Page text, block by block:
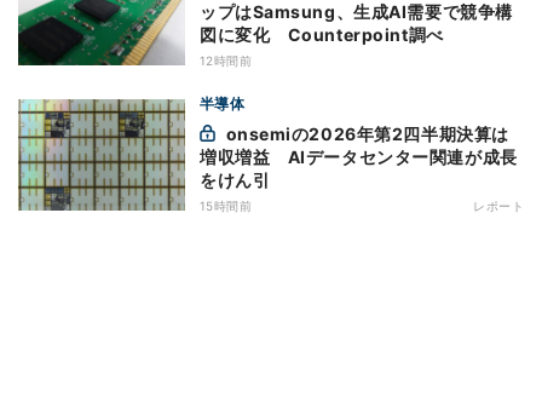
ップはSamsung、生成AI需要で競争構
図に変化 Counterpoint調べ
12時間前
半導体
増収増益 AIデータセンター関連が成長
をけん引
15時間前 レポート